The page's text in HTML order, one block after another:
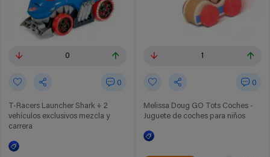
0
0
T-Racers Launcher Shark + 2
vehículos exclusivos mezcla y
carrera
1
0
Melissa Doug GO Tots Coches -
Juguete de coches para niños